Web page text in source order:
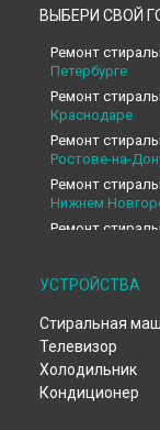
ВЫБЕРИ СВОЙ
Ремонт
Петербурге
Ремонт
Краснодаре
Ремонт
Ростове-на-
Ремонт
Нижнем
Ремонт
Ремонт
Челябинске
Ремонт
Екатеринбурге
Ремонт
Ремонт
УСТРОЙСТВА
Стиральная
Телевизор
Холодильник
Кондиционер